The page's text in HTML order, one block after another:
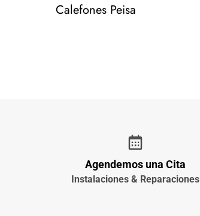
Calefones Peisa
Agendemos una Cita
Instalaciones & Reparaciones